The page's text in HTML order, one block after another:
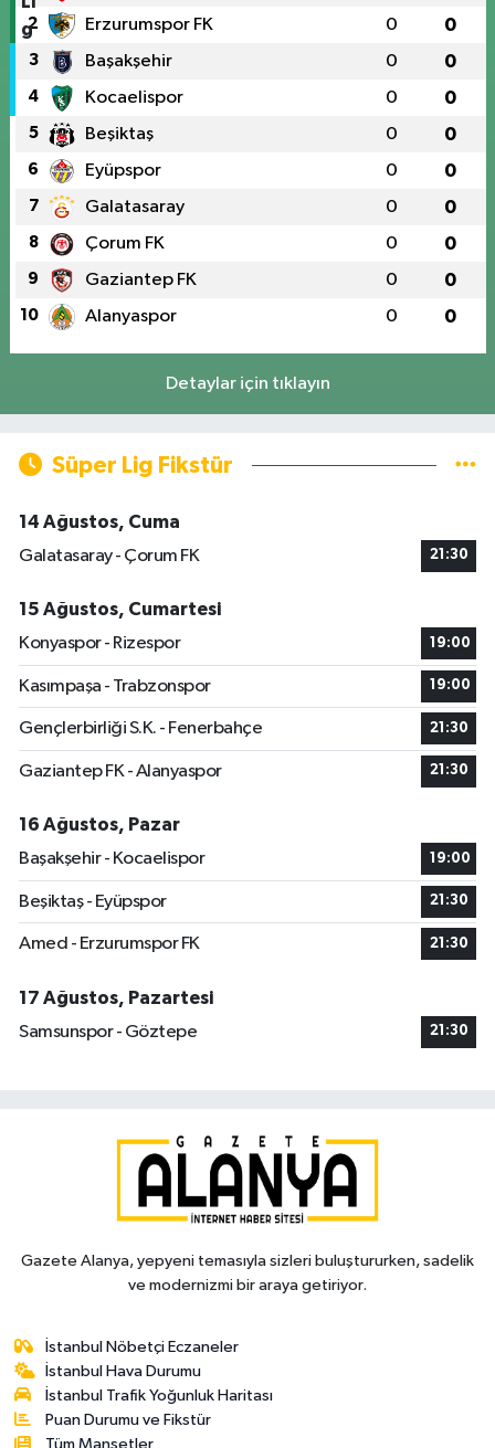
2 Erzurumspor FK 0 0
3 Başakşehir 0 0
4 Kocaelispor 0 0
5 Beşiktaş 0 0
6 Eyüpspor 0 0
7 Galatasaray 0 0
8 Çorum FK 0 0
9 Gaziantep FK 0 0
10 Alanyaspor 0 0
Detaylar için tıklayın
Süper Lig Fikstür
14 Ağustos, Cuma
Galatasaray - Çorum FK
21:30
15 Ağustos, Cumartesi
Konyaspor - Rizespor
19:00
Kasımpaşa - Trabzonspor 19:00
Gençlerbirliği S.K. - Fenerbahçe 21:30
Gaziantep FK - Alanyaspor 21:30
16 Ağustos, Pazar
Başakşehir - Kocaelispor
19:00
Beşiktaş - Eyüpspor 21:30
Amed - Erzurumspor FK 21:30
17 Ağustos, Pazartesi
Samsunspor - Göztepe
21:30
Gazete Alanya, yepyeni temasıyla sizleri buluştururken, sadelik
ve modernizmi bir araya getiriyor.
İstanbul Nöbetçi Eczaneler
İstanbul Hava Durumu
İstanbul Trafik Yoğunluk Haritası
Puan Durumu ve Fikstür
Tüm Manşetler